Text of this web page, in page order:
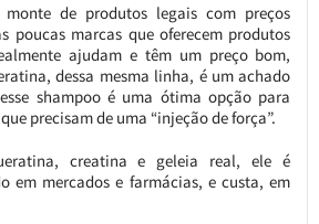
de produtos legais com preços
poucas marcas que oferecem produtos
ajudam e têm um preço bom,
dessa mesma linha, é um achado
shampoo é uma ótima opção para
precisam de uma “injeção de força”.
creatina e geleia real, ele é
em mercados e farmácias, e custa, em